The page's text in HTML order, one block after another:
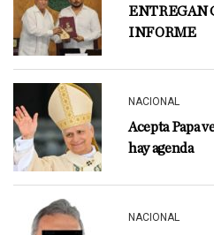
ENTREGAN
INFORME
NACIONAL
Acepta Papa
hay agenda
NACIONAL